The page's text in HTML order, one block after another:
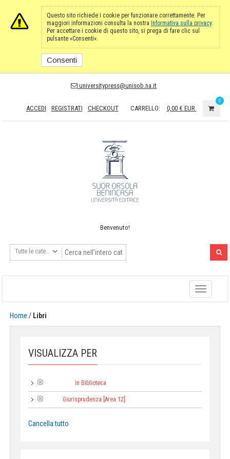
Questo sito richiede i cookie per funzionare correttamente. Per
maggiori informazioni consulta la nostra Informativa sulla privacy.
Per accettare i cookie di questo sito, si prega di fare clic sul
pulsante «Consenti».
Consenti
universitypress@unisob.na.it
ACCEDI REGISTRATI CHECKOUT CARRELLO: 0,00 € EUR
0
Benvenuto!
Toggle
navigation
Home / Libri
VISUALIZZA PER
In Biblioteca
Giurisprudenza [Area 12]
Cancella tutto